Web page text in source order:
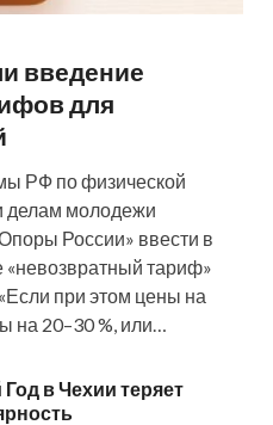
введение
для
РФ по физической
делам молодежи
России» ввести в
«невозвратный тариф»
при этом цены на
на 20–30 %, или…
в Чехии теряет